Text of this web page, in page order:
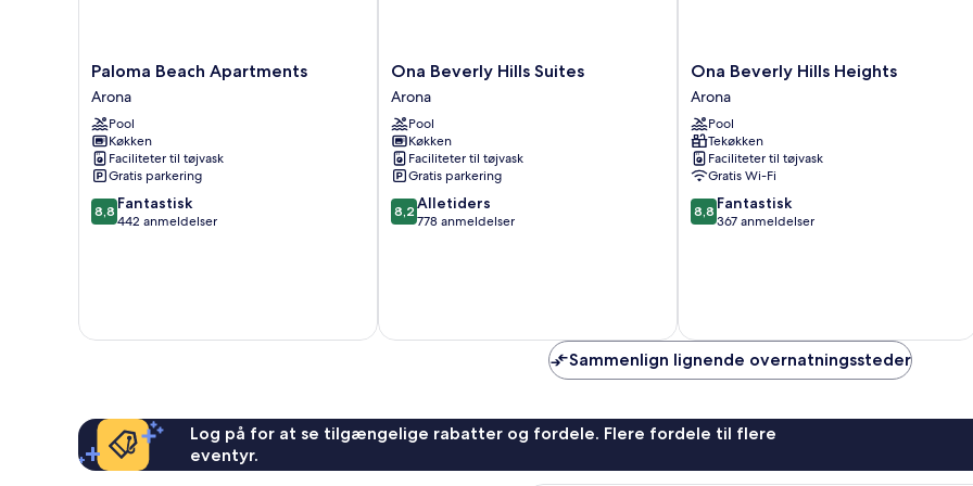
Paloma
Beach
Apartments
Arona
Paloma Beach Apartments
Arona
Pool
Køkken
Faciliteter til tøjvask
Gratis parkering
8.8
ud
8,8 Fantastisk
442 anmeldelser
Ona
Beverly
Hills
Suites
Arona
Ona Beverly Hills Suites
Arona
Pool
Køkken
Faciliteter til tøjvask
Gratis parkering
8.2
ud
8,2 Alletiders
778 anmeldelser
Ona
Beverly
Hills
Heights
Arona
Ona Beverly Hills Heights
Arona
Pool
Tekøkken
Faciliteter til tøjvask
Gratis Wi-Fi
8.8
ud
8,8 Fantastisk
367 anmeldelser
Sammenlign lignende overnatningssteder
Log på for at se tilgængelige rabatter og fordele. Flere fordele til flere
eventyr.